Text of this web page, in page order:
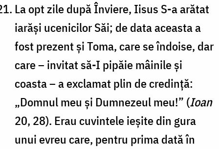
La opt zile după Înviere, Iisus S-a arătat
iarăși ucenicilor Săi; de data aceasta a
fost prezent și Toma, care se îndoise, dar
care – invitat să-I pipăie mâinile și
coasta – a exclamat plin de credință:
„Domnul meu și Dumnezeul meu!” (Ioan
20, 28). Erau cuvintele ieșite din gura
unui evreu care, pentru prima dată în